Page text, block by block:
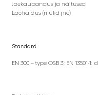
Jaekaubandus ja näitused
Laohaldus (riiulid jne)
Standard:
EN 300 – type OSB 3; EN 13501-1: